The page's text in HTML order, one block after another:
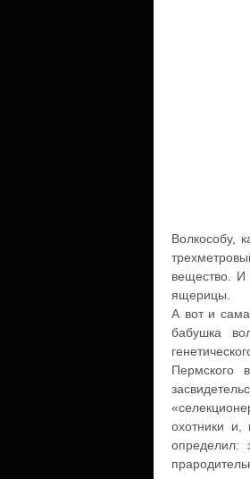
Волкособу,
вещество. И
ящерицы.
А вот и
бабушка
Пермского
охотники
определил: